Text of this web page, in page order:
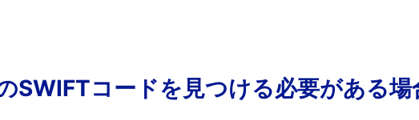
SWIFTコードを見つける必要がある場